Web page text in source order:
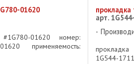
01620
01620 номер:
применяемость:
арт.
1G544-